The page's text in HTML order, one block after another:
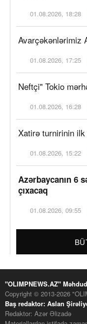
01.08.2026, 18:28
Avarçəkənlərimiz
01.08.2026, 17:25
Neftçi" Tokio
01.08.2026, 16:28
Xatirə turnirinin
01.08.2026, 15:22
Azərbaycanın 6
çıxacaq
01.08.2026, 09:55
"OLIMPNEWS.AZ"
Copyright © 2013-2026
Baş redaktor: Aslan
Redaktor: Azər Əlizadə